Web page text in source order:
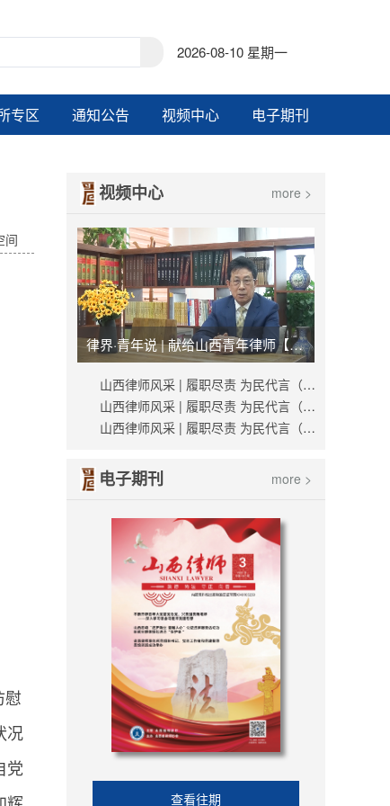
2026-08-10 星期一
专区 通知公告 视频中心 电子期刊
间
慰
况
党
视频中心 more >
律界·青年说 | 献给山西青年律师【视频】
山西律师风采 | 履职尽责 为民代言（秦峰）
山西律师风采 | 履职尽责 为民代言（薛世杰）
山西律师风采 | 履职尽责 为民代言（刘越）
电子期刊 more >
查看往期